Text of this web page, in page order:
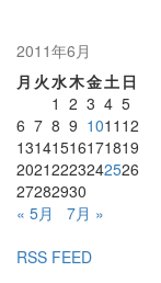
2011年6月
月 火水木金土 日
1 2 3 4 5
6 7 8 9 1011 12
13141516171819
20212223242526
27282930
« 5月
7月 »
RSS FEED